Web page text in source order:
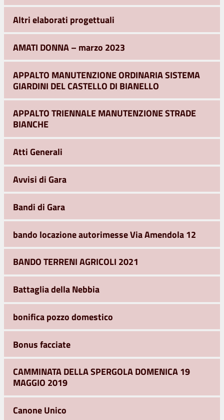
Altri elaborati progettuali
AMATI DONNA – marzo 2023
APPALTO MANUTENZIONE ORDINARIA SISTEMA
GIARDINI DEL CASTELLO DI BIANELLO
APPALTO TRIENNALE MANUTENZIONE STRADE
BIANCHE
Atti Generali
Avvisi di Gara
Bandi di Gara
bando locazione autorimesse Via Amendola 12
BANDO TERRENI AGRICOLI 2021
Battaglia della Nebbia
bonifica pozzo domestico
Bonus facciate
CAMMINATA DELLA SPERGOLA DOMENICA 19
MAGGIO 2019
Canone Unico